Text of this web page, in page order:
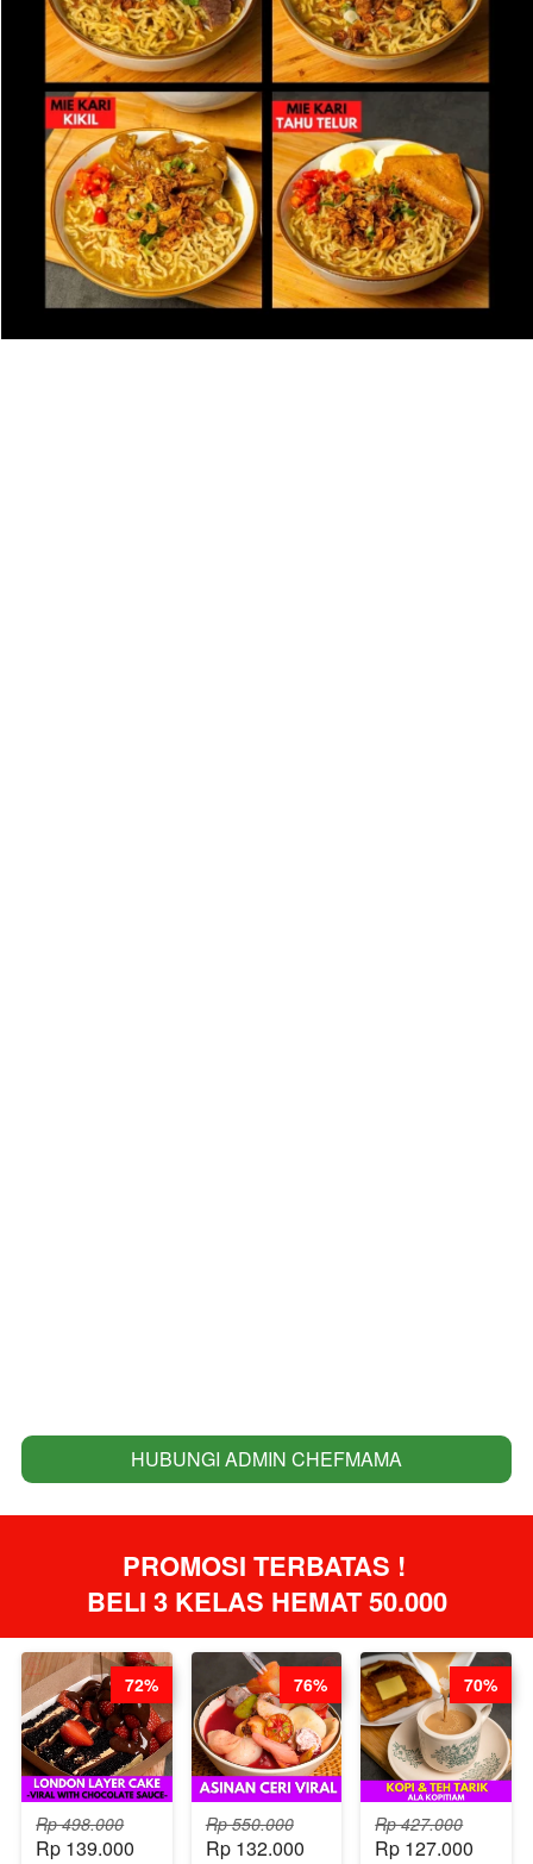
`HUBUNGI ADMIN CHEFMAMA
PROMOSI TERBATAS !
BELI 3 KELAS HEMAT 50.000
Rp 498.000
Rp 139.000
72%
Rp 550.000
Rp 132.000
76%
Rp 427.000
Rp 127.000
70%